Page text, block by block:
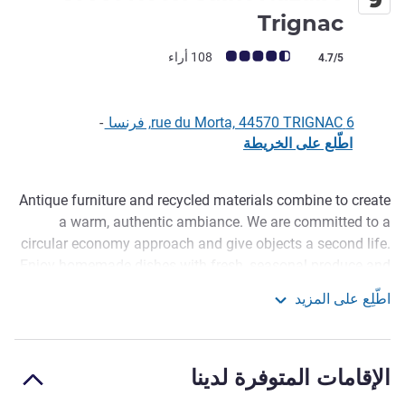
Trignac
ملاحظة أراء العملاء (رأي ALL)
4.7/5 108 أراء
6 rue du Morta, 44570 TRIGNAC, فرنسا
-
اطّلع على الخريطة
الوصف
Antique furniture and recycled materials combine to create
a warm, authentic ambiance. We are committed to a
circular economy approach and give objects a second life.
regional flavors. Our comfortable rooms are a peaceful
retreat. The hotel, an ambassador for its territory, invites
Quiet hotel with A/C and restaurant, open 24/7. Free
اطّلِع على المزيد
الإقامات المتوفرة لدينا